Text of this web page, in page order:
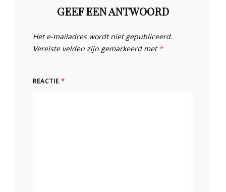
GEEF EEN ANTWOORD
Het e-mailadres wordt niet gepubliceerd.
Vereiste velden zijn gemarkeerd met *
REACTIE *